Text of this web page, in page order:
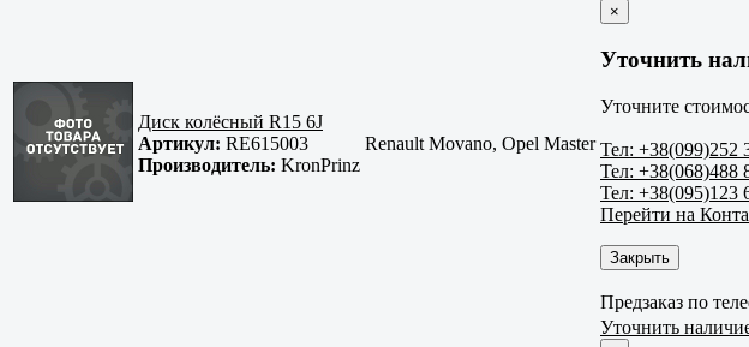
Диск колёсный R15 6J
Артикул: RE615003
Производитель: KronPrinz
Renault Movano, Opel Master
×
Уточнить
Уточните
Тел: +38(099)252
Тел: +38(068)488
Тел: +38(095)123
Перейти на
Закрыть
Предзаказ по
Уточнить